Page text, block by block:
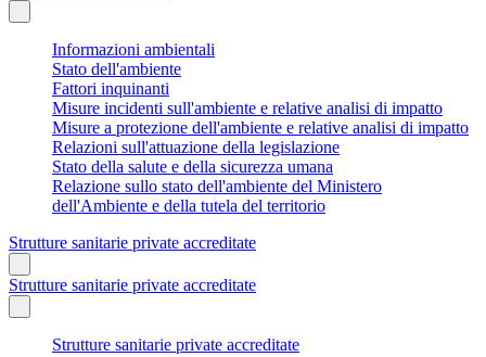
Informazioni ambientali
Stato dell'ambiente
Fattori inquinanti
Misure incidenti sull'ambiente e relative analisi di impatto
Misure a protezione dell'ambiente e relative analisi di impatto
Relazioni sull'attuazione della legislazione
Stato della salute e della sicurezza umana
Relazione sullo stato dell'ambiente del Ministero
dell'Ambiente e della tutela del territorio
Strutture sanitarie private accreditate
Strutture sanitarie private accreditate
Strutture sanitarie private accreditate